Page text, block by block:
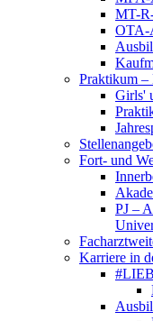
MT-
OTA-
Praktikum –
Girls'
Fort- und
PJ –
Karriere in